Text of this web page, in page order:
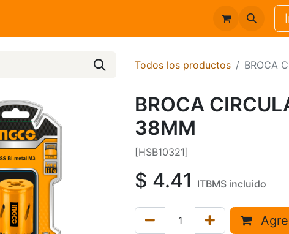
Todos los productos BROCA
BROCA
38MM
[HSB10321]
$ 4.41 ITBMS incluido